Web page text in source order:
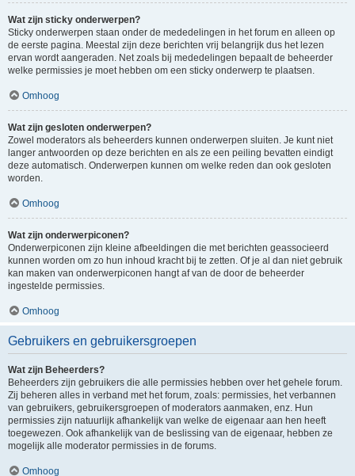
Wat zijn sticky onderwerpen?
Sticky onderwerpen staan onder de mededelingen in het forum en alleen op
de eerste pagina. Meestal zijn deze berichten vrij belangrijk dus het lezen
ervan wordt aangeraden. Net zoals bij mededelingen bepaalt de beheerder
welke permissies je moet hebben om een sticky onderwerp te plaatsen.
Omhoog
Wat zijn gesloten onderwerpen?
Zowel moderators als beheerders kunnen onderwerpen sluiten. Je kunt niet
langer antwoorden op deze berichten en als ze een peiling bevatten eindigt
deze automatisch. Onderwerpen kunnen om welke reden dan ook gesloten
worden.
Omhoog
Wat zijn onderwerpiconen?
Onderwerpiconen zijn kleine afbeeldingen die met berichten geassocieerd
kunnen worden om zo hun inhoud kracht bij te zetten. Of je al dan niet gebruik
kan maken van onderwerpiconen hangt af van de door de beheerder
ingestelde permissies.
Omhoog
Gebruikers en gebruikersgroepen
Wat zijn Beheerders?
Beheerders zijn gebruikers die alle permissies hebben over het gehele forum.
Zij beheren alles in verband met het forum, zoals: permissies, het verbannen
van gebruikers, gebruikersgroepen of moderators aanmaken, enz. Hun
permissies zijn natuurlijk afhankelijk van welke de eigenaar aan hen heeft
toegewezen. Ook afhankelijk van de beslissing van de eigenaar, hebben ze
mogelijk alle moderator permissies in de forums.
Omhoog